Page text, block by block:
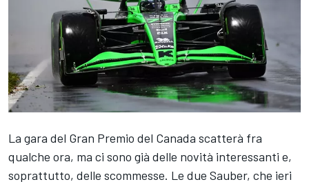
La gara del Gran Premio del Canada scatterà fra
qualche ora, ma ci sono già delle novità interessanti e,
soprattutto, delle scommesse. Le due Sauber, che ieri